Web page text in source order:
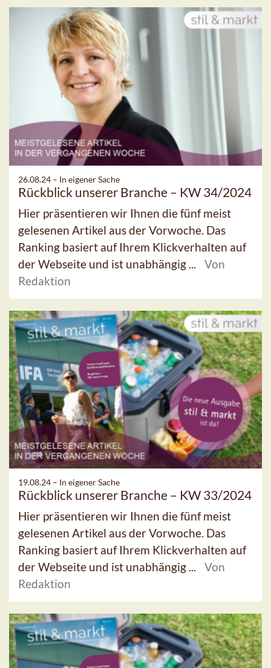
26.08.24 – In eigener Sache
Rückblick unserer Branche – KW 34/2024
Hier präsentieren wir Ihnen die fünf meist
gelesenen Artikel aus der Vorwoche. Das
Ranking basiert auf Ihrem Klickverhalten auf
der Webseite und ist unabhängig ...
Von
Redaktion
19.08.24 – In eigener Sache
Rückblick unserer Branche – KW 33/2024
Hier präsentieren wir Ihnen die fünf meist
gelesenen Artikel aus der Vorwoche. Das
Ranking basiert auf Ihrem Klickverhalten auf
der Webseite und ist unabhängig ...
Von
Redaktion